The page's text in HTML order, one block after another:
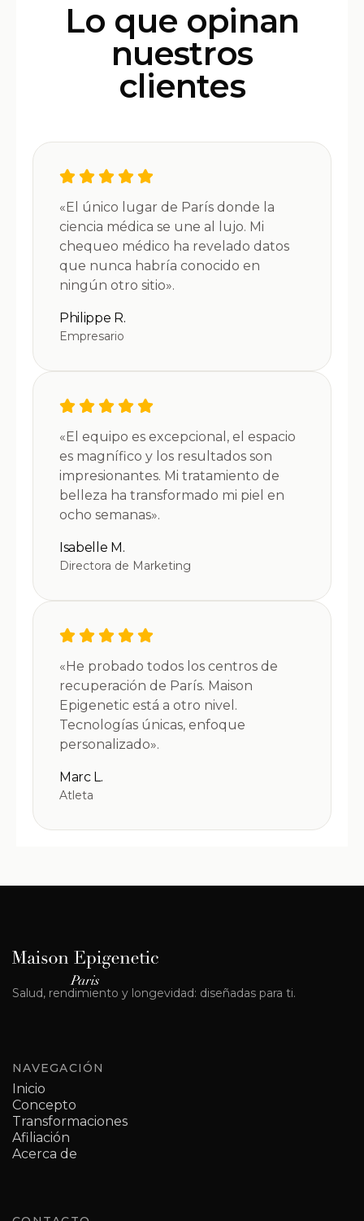
Lo que opinan
nuestros
clientes
«El único lugar de París donde la
ciencia médica se une al lujo. Mi
chequeo médico ha revelado datos
que nunca habría conocido en
ningún otro sitio».
Philippe R.
Empresario
«El equipo es excepcional, el espacio
es magnífico y los resultados son
impresionantes. Mi tratamiento de
belleza ha transformado mi piel en
ocho semanas».
Isabelle M.
Directora de Marketing
«He probado todos los centros de
recuperación de París. Maison
Epigenetic está a otro nivel.
Tecnologías únicas, enfoque
personalizado».
Marc L.
Atleta
Salud, rendimiento y longevidad: diseñadas para ti.
NAVEGACIÓN
Inicio
Concepto
Transformaciones
Afiliación
Acerca de